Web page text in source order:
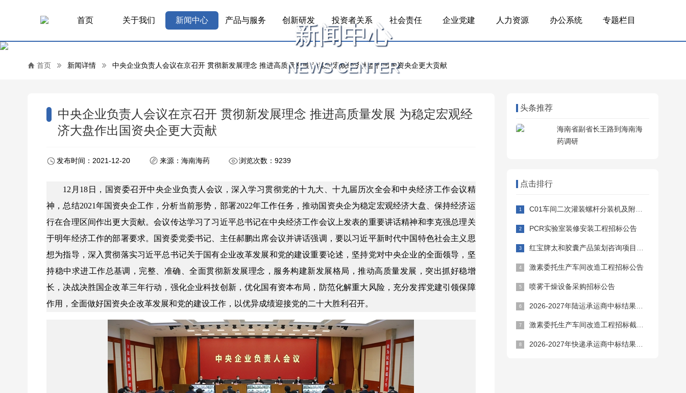
首页 关于我们 新闻中心 产品与服务 创新研发 投资者关系 社会责任 企业党建 人力资源 办公系统 专题栏目
新闻中心
NEWS CENTER
首页 新闻详情 中央企业负责人会议在京召开 贯彻新发展理念 推进高质量发展 为稳定宏观经济大盘作出国资央企更大贡献
中央企业负责人会议在京召开 贯彻新发展理念 推进高质量发展 为稳定宏观经
济大盘作出国资央企更大贡献
发布时间：2021-12-20 来源：海南海药 浏览次数：9239
12月18日，国资委召开中央企业负责人会议，深入学习贯彻党的十九大、十九届历次全会和中央经济工作会议精
神，总结2021年国资央企工作，分析当前形势，部署2022年工作任务，推动国资央企为稳定宏观经济大盘、保持经济运
行在合理区间作出更大贡献。会议传达学习了习近平总书记在中央经济工作会议上发表的重要讲话精神和李克强总理关
于明年经济工作的部署要求。国资委党委书记、主任郝鹏出席会议并讲话强调，要以习近平新时代中国特色社会主义思
想为指导，深入贯彻落实习近平总书记关于国有企业改革发展和党的建设重要论述，坚持党对中央企业的全面领导，坚
持稳中求进工作总基调，完整、准确、全面贯彻新发展理念，服务构建新发展格局，推动高质量发展，突出抓好稳增
长，决战决胜国企改革三年行动，强化企业科技创新，优化国有资本布局，防范化解重大风险，充分发挥党建引领保障
作用，全面做好国资央企改革发展和党的建设工作，以优异成绩迎接党的二十大胜利召开。
头条推荐
海南省副省长王路到海南海
药调研
点击排行
C01车间二次灌装螺杆分装机及附属设备采购安装招标公告
PCR实验室装修安装工程招标公告
红宝牌太和胶囊产品策划咨询项目招标公告
激素委托生产车间改造工程招标公告
喷雾干燥设备采购招标公告
2026-2027年陆运承运商中标结果公告
激素委托生产车间改造工程招标截止时间延期公告
2026-2027年快递承运商中标结果公告